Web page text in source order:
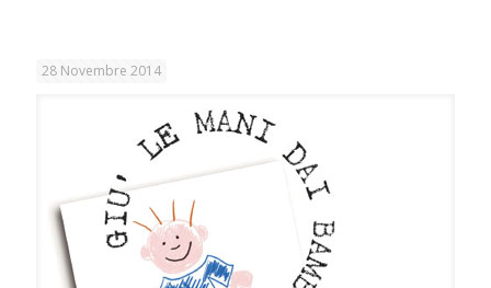
28 Novembre 2014